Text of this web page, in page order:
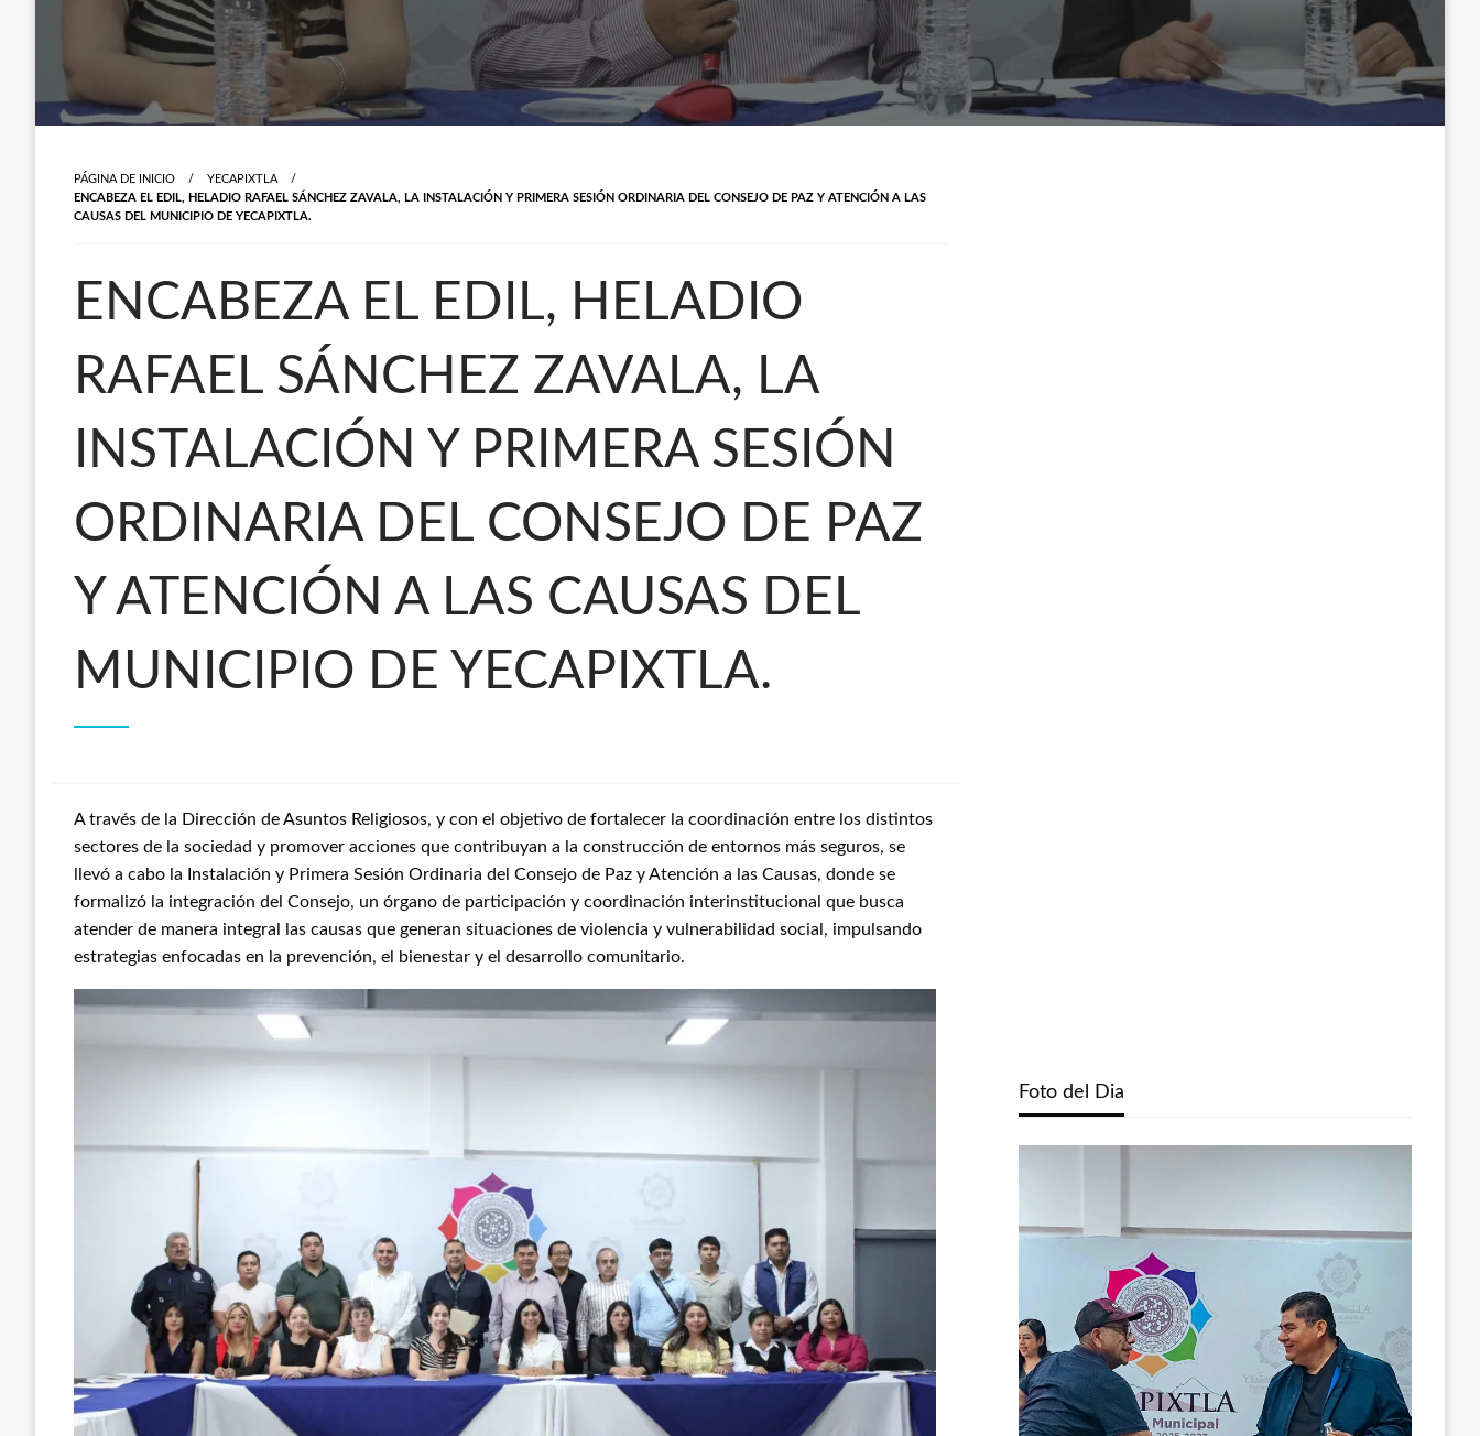
PÁGINA DE INICIO
YECAPIXTLA
ENCABEZA EL EDIL, HELADIO RAFAEL SÁNCHEZ ZAVALA, LA INSTALACIÓN Y PRIMERA SESIÓN ORDINARIA DEL CONSEJO DE PAZ Y ATENCIÓN A LAS
CAUSAS DEL MUNICIPIO DE YECAPIXTLA.
ENCABEZA EL EDIL, HELADIO
RAFAEL SÁNCHEZ ZAVALA, LA
INSTALACIÓN Y PRIMERA SESIÓN
ORDINARIA DEL CONSEJO DE PAZ
Y ATENCIÓN A LAS CAUSAS DEL
MUNICIPIO DE YECAPIXTLA.
A través de la Dirección de Asuntos Religiosos, y con el objetivo de fortalecer la coordinación entre los distintos
sectores de la sociedad y promover acciones que contribuyan a la construcción de entornos más seguros, se
llevó a cabo la Instalación y Primera Sesión Ordinaria del Consejo de Paz y Atención a las Causas, donde se
formalizó la integración del Consejo, un órgano de participación y coordinación interinstitucional que busca
atender de manera integral las causas que generan situaciones de violencia y vulnerabilidad social, impulsando
estrategias enfocadas en la prevención, el bienestar y el desarrollo comunitario.
Foto del Dia